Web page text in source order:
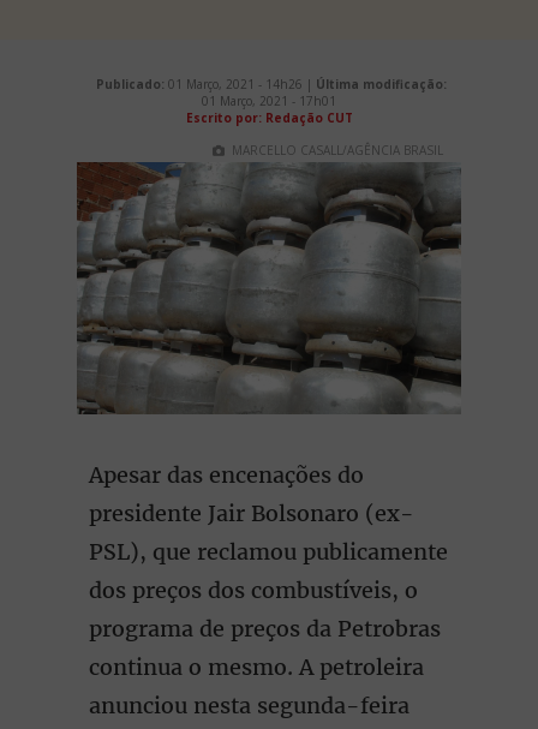
Publicado: 01 Março, 2021 - 14h26 | Última modificação:
01 Março, 2021 - 17h01
Escrito por: Redação CUT
MARCELLO CASALL/AGÊNCIA BRASIL
Apesar das encenações do
presidente Jair Bolsonaro (ex-
PSL), que reclamou publicamente
dos preços dos combustíveis, o
programa de preços da Petrobras
continua o mesmo. A petroleira
anunciou nesta segunda-feira